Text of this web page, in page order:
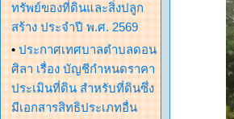
ทรัพย์ของที่ดินและสิ่งปลูก
สร้าง ประจำปี พ.ศ. 2569
• ประกาศเทศบาลตำบลดอน
ศิลา เรื่อง บัญชีกำหนดราคา
ประเมินที่ดิน สำหรับที่ดินซึ่ง
มีเอกสารสิทธิประเภทอื่น